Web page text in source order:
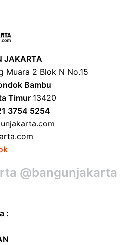
JAKARTA
Muara 2 Blok N No.15
Bambu
Timur 13420
3754 5254
@bangunjakarta
: